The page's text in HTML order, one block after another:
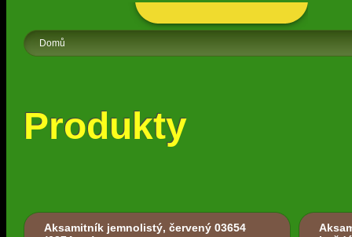
Domů
Produkty
Aksamitník jemnolistý, červený 03654